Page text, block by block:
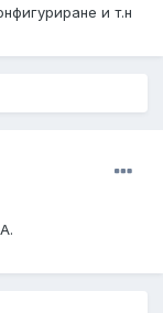
и т.н